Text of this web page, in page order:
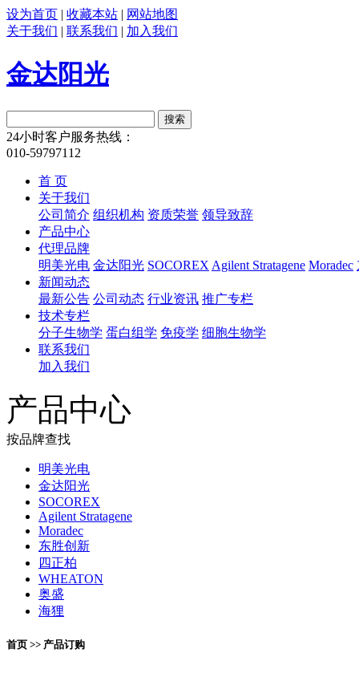
设为首页 | 收藏本站 | 网站地图
关于我们 | 联系我们 | 加入我们
金达阳光
24小时客户服务热线：
010-59797112
首 页
关于我们
公司简介 组织机构 资质荣誉 领导致辞
产品中心
代理品牌
明美光电 金达阳光 SOCOREX Agilent Stratagene Moradec
新闻动态
最新公告 公司动态 行业资讯 推广专栏
技术专栏
分子生物学 蛋白组学 免疫学 细胞生物学
联系我们
加入我们
产品中心
按品牌查找
明美光电
金达阳光
SOCOREX
Agilent Stratagene
Moradec
东胜创新
四正柏
WHEATON
奥盛
海狸
首页 >> 产品订购